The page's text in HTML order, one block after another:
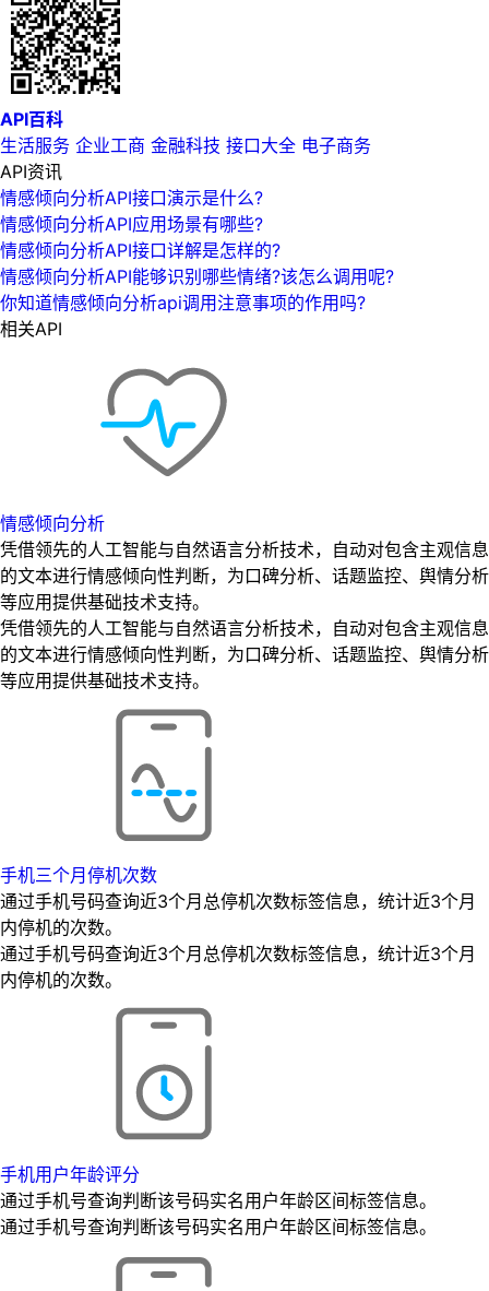
API百科
生活服务 企业工商 金融科技 接口大全 电子商务
API资讯
情感倾向分析API接口演示是什么?
情感倾向分析API应用场景有哪些?
情感倾向分析API接口详解是怎样的?
情感倾向分析API能够识别哪些情绪?该怎么调用呢?
你知道情感倾向分析api调用注意事项的作用吗?
相关API
情感倾向分析
凭借领先的人工智能与自然语言分析技术，自动对包含主观信息
的文本进行情感倾向性判断，为口碑分析、话题监控、舆情分析
等应用提供基础技术支持。
凭借领先的人工智能与自然语言分析技术，自动对包含主观信息
的文本进行情感倾向性判断，为口碑分析、话题监控、舆情分析
等应用提供基础技术支持。
手机三个月停机次数
通过手机号码查询近3个月总停机次数标签信息，统计近3个月
内停机的次数。
通过手机号码查询近3个月总停机次数标签信息，统计近3个月
内停机的次数。
手机用户年龄评分
通过手机号查询判断该号码实名用户年龄区间标签信息。
通过手机号查询判断该号码实名用户年龄区间标签信息。